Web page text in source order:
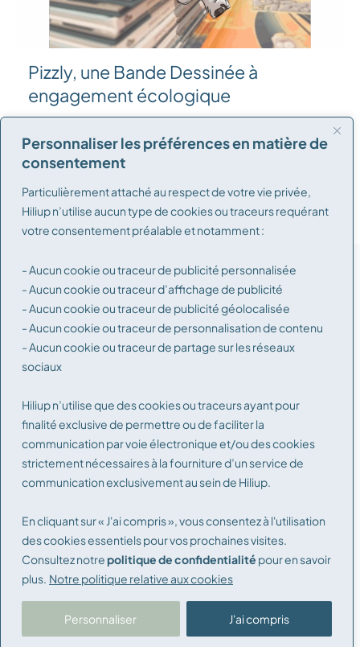
Personnaliser les préférences en matière de
consentement
Particulièrement attaché au respect de votre vie privée,
Hiliup n’utilise aucun type de cookies ou traceurs requérant
votre consentement préalable et notamment :
- Aucun cookie ou traceur de publicité personnalisée
- Aucun cookie ou traceur d’affichage de publicité
- Aucun cookie ou traceur de publicité géolocalisée
- Aucun cookie ou traceur de personnalisation de contenu
- Aucun cookie ou traceur de partage sur les réseaux
sociaux
Hiliup n’utilise que des cookies ou traceurs ayant pour
finalité exclusive de permettre ou de faciliter la
communication par voie électronique et/ou des cookies
strictement nécessaires à la fourniture d’un service de
communication exclusivement au sein de Hiliup.
En cliquant sur « J'ai compris », vous consentez à l'utilisation
des cookies essentiels pour vos prochaines visites.
Consultez notrepolitique de confidentialité pour en savoir
plus. Notre politique relative aux cookies
Personnaliser J'ai compris
Pizzly, une Bande Dessinée à
engagement écologique
dessin et son engagement écologique. Si vous
n’avez pas...
Conditions générales d’utilisation
Politique de confidentialité
Conditions générales de vente
Inscris-toi !
E-
mail
S'inscrire